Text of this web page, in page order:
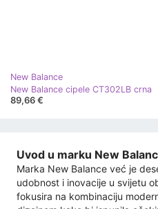
New Balance
New Balance cipele CT302LB crna
89,66 €
Uvod u marku New
Marka New Balance već je
udobnost i inovacije u svijetu
fokusira na kombinaciju